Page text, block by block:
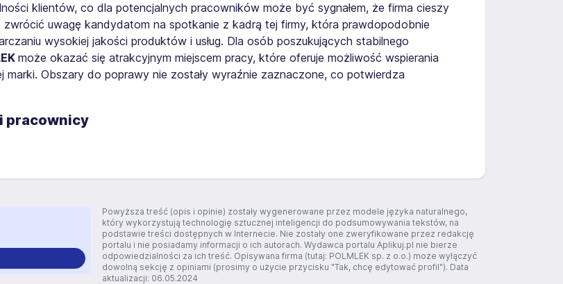
klientów, co dla potencjalnych pracowników może być sygnałem, że firma cieszy
uwagę kandydatom na spotkanie z kadrą tej firmy, która prawdopodobnie
wysokiej jakości produktów i usług. Dla osób poszukujących stabilnego
może okazać się atrakcyjnym miejscem pracy, które oferuje możliwość wspierania
Obszary do poprawy nie zostały wyraźnie zaznaczone, co potwierdza
pracownicy
Powyższa treść (opis i opinie) zostały wygenerowane przez modele języka naturalnego,
który wykorzystują technologię sztucznej inteligencji do podsumowywania tekstów, na
podstawie treści dostępnych w Internecie. Nie zostały one zweryfikowane przez redakcję
portalu i nie posiadamy informacji o ich autorach. Wydawca portalu Aplikuj.pl nie bierze
odpowiedzialności za ich treść. Opisywana firma (tutaj: POLMLEK sp. z o.o.) może wyłączyć
dowolną sekcję z opiniami (prosimy o użycie przycisku "Tak, chcę edytować profil"). Data
aktualizacji: 06.05.2024